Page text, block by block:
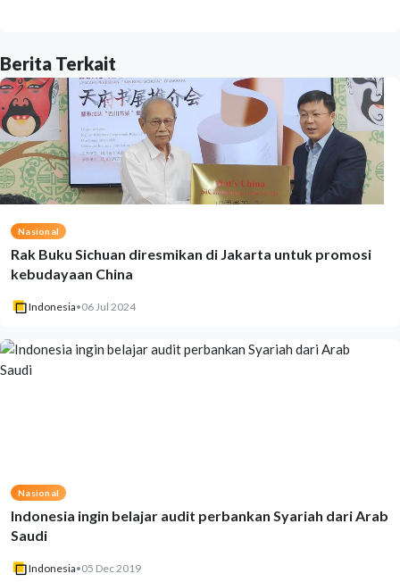
Berita Terkait
Nasional
Rak Buku Sichuan diresmikan di Jakarta untuk promosi
kebudayaan China
Indonesia•06 Jul 2024
Nasional
Indonesia ingin belajar audit perbankan Syariah dari Arab
Saudi
Indonesia•05 Dec 2019